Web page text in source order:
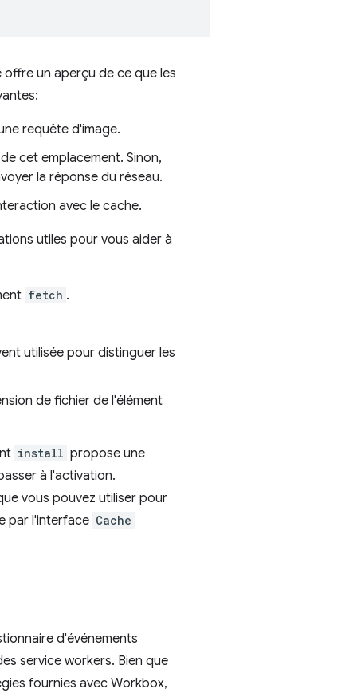
offre un aperçu de ce que les
requête d'image.
cet emplacement. Sinon,
la réponse du réseau.
avec le cache.
utiles pour vous aider à
fetch .
utilisée pour distinguer les
de fichier de l'élément
install propose une
à l'activation.
vous pouvez utiliser pour
par l'interface Cache
d'événements
service workers. Bien que
fournies avec Workbox,